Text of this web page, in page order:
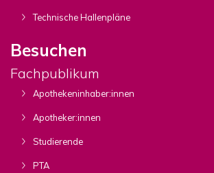
Technische Hallenpläne
Besuchen
Fachpublikum
Apothekeninhaber:innen
Apotheker:innen
Studierende
PTA